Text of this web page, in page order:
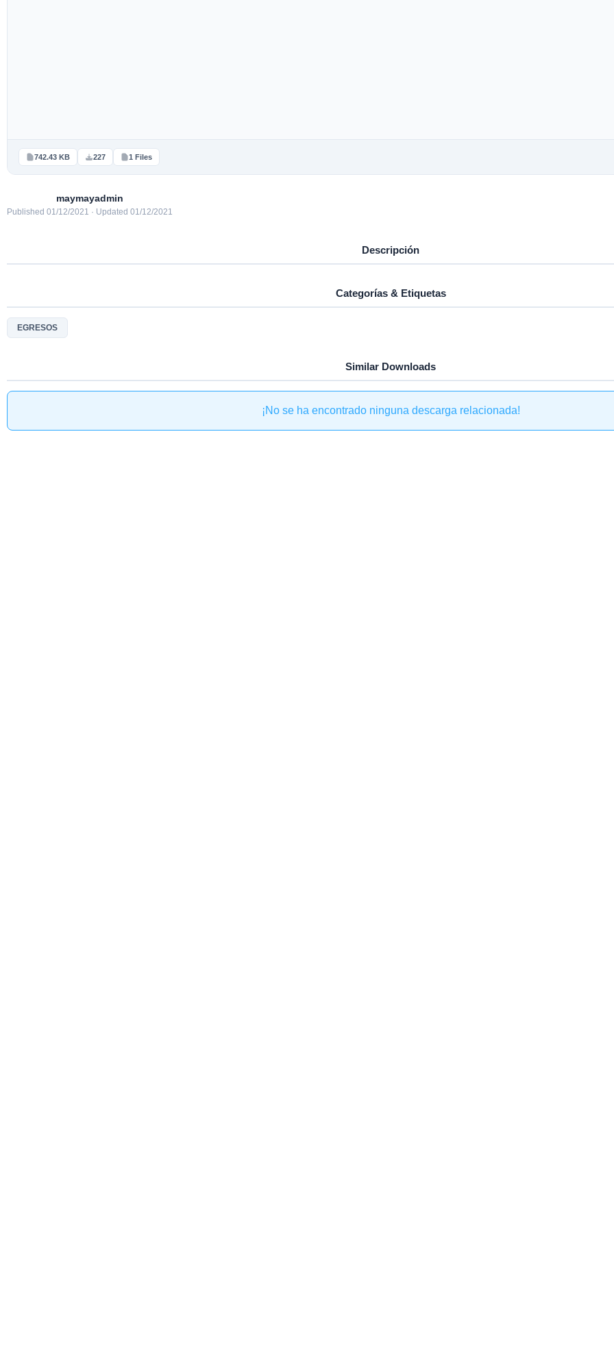
742.43 KB 227 1 Files
maymayadmin
Published 01/12/2021 · Updated 01/12/2021
Descripción
Categorías & Etiquetas
EGRESOS
Similar Downloads
¡No se ha encontrado ninguna descarga relacionada!